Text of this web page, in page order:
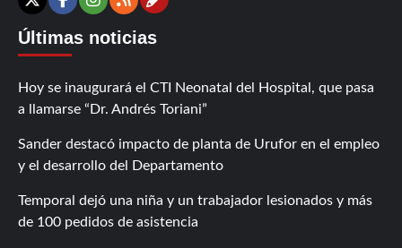
X Facebook
Instagram
RSSContáctanos
Últimas noticias
Hoy se inaugurará el CTI Neonatal del Hospital, que pasa
a llamarse “Dr. Andrés Toriani”
Sander destacó impacto de planta de Urufor en el empleo
y el desarrollo del Departamento
Temporal dejó una niña y un trabajador lesionados y más
de 100 pedidos de asistencia